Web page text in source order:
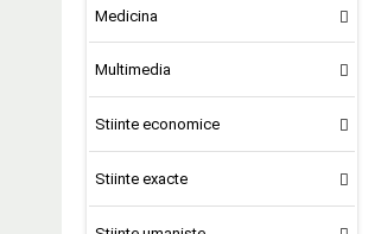
Medicina
Multimedia
Stiinte economice
Stiinte exacte